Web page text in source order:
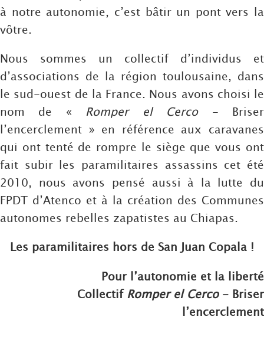
à notre autonomie, c’est bâtir un pont vers la
vôtre.
Nous sommes un collectif d’individus et
d’associations de la région toulousaine, dans
le sud-ouest de la France. Nous avons choisi le
nom de « Romper el Cerco- Briser
l’encerclement » en référence aux caravanes
qui ont tenté de rompre le siège que vous ont
fait subir les paramilitaires assassins cet été
2010, nous avons pensé aussi à la lutte du
FPDT d’Atenco et à la création des Communes
autonomes rebelles zapatistes au Chiapas.
Les paramilitaires hors de San Juan Copala !
Pour l’autonomie et la liberté
Collectif Romper el Cerco- Briser
l’encerclement